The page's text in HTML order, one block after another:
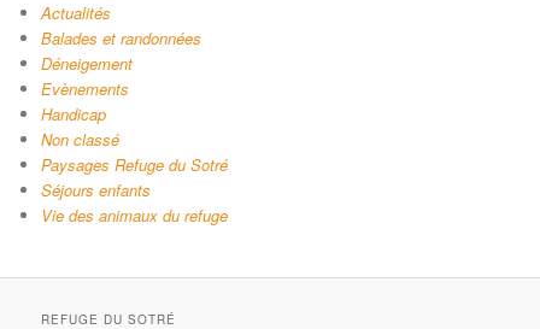
Actualités
Balades et randonnées
Déneigement
Evènements
Handicap
Non classé
Paysages Refuge du Sotré
Séjours enfants
Vie des animaux du refuge
REFUGE DU SOTRÉ